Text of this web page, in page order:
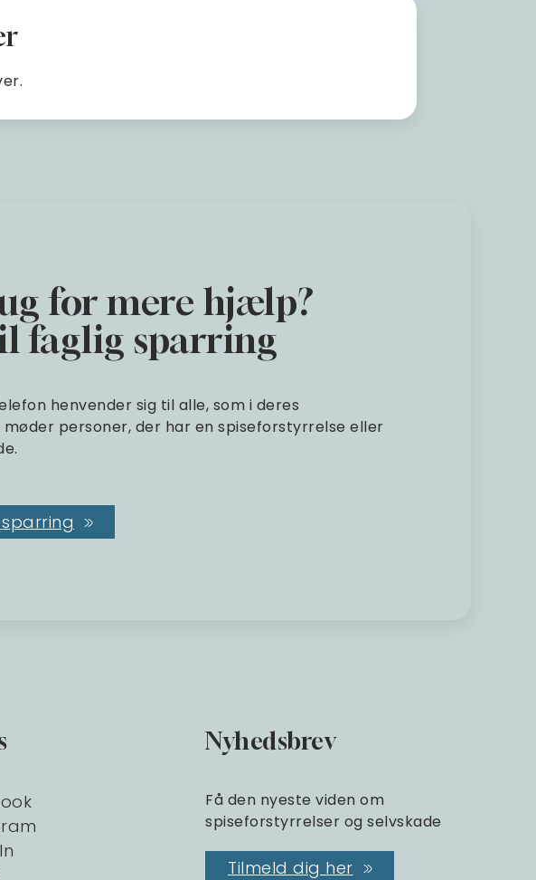
for mere hjælp?
faglig sparring
henvender sig til alle, som i deres
personer, der har en spiseforstyrrelse eller
Nyhedsbrev
Få den nyeste viden om
spiseforstyrrelser og selvskade
Tilmeld dig her